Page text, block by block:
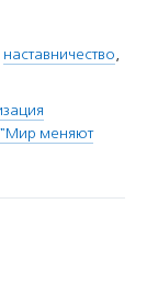
наставничество,
меняют